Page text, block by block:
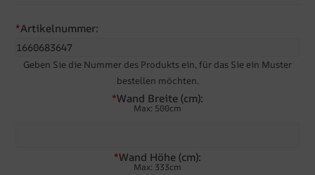
*Artikelnummer:
Geben Sie die Nummer des Produkts ein, für das Sie ein Muster
bestellen möchten.
*Wand Breite (cm):
Max: 500cm
*Wand Höhe (cm):
Max: 333cm